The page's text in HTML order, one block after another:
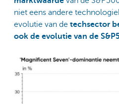
niet eens andere
evolutie van de techsector
ook de evolutie van de